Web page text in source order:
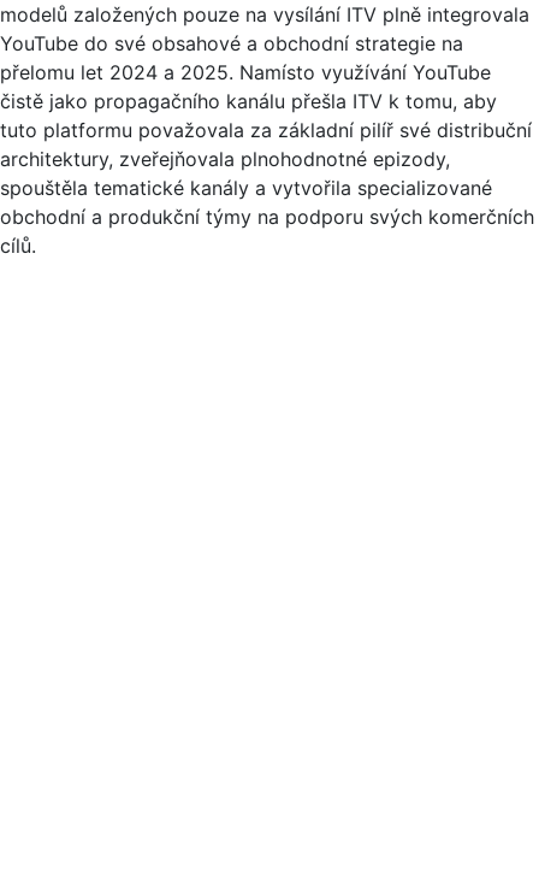
modelů založených pouze na vysílání ITV plně integrovala
YouTube do své obsahové a obchodní strategie na
přelomu let 2024 a 2025. Namísto využívání YouTube
čistě jako propagačního kanálu přešla ITV k tomu, aby
tuto platformu považovala za základní pilíř své distribuční
architektury, zveřejňovala plnohodnotné epizody,
spouštěla tematické kanály a vytvořila specializované
obchodní a produkční týmy na podporu svých komerčních
cílů.